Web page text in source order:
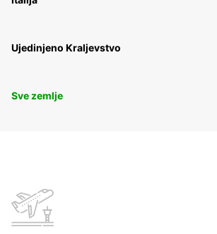
Ujedinjeno Kraljevstvo
Sve zemlje